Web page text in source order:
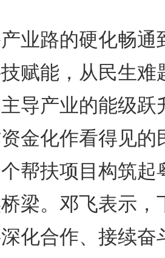
路的硬化畅通
赋能，从民生难
导产业的能级跃
金化作看得见的
帮扶项目构筑起
梁。邓飞表示，
化合作、接续奋